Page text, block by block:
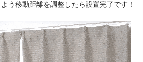
う移動距離を調整したら設置完了です！